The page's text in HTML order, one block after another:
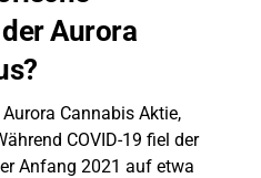
Aurora
Cannabis Aktie,
COVID-19 fiel der
Anfang 2021 auf etwa